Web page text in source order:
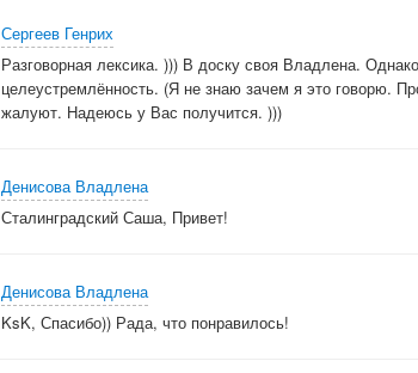
Сергеев Генрих
Разговорная лексика. ))) В доску своя Владлена.
целеустремлённость. (Я не знаю зачем я это говорю.
жалуют. Надеюсь у Вас получится. )))
Денисова Владлена
Сталинградский Саша, Привет!
Денисова Владлена
KsK, Спасибо)) Рада, что понравилось!